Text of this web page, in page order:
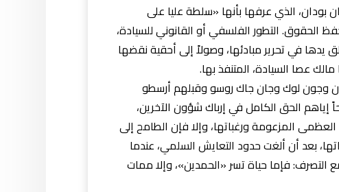
بودان، الذي عرفها بأنها «سلطة عليا على
الحقوق. التطور الفلسفي أو القانوني للسيادة،
يدها في تحرير مبادئها، وصولاً إلى أحقية نقضها
عصا السيادة، المتنفذ بها.
وجون لوك وجان جاك روسو وقبلهم أرسطو
الحق الكامل في إرباك شؤون الآخرين،
المزعومة ورغباتها، وإلا فإن الطامح إلى
بعد أن ألغت حدود التعايش السلمي، عندما
التصرف: فإما حياة تسر «الحمدين»، وإلا ممات